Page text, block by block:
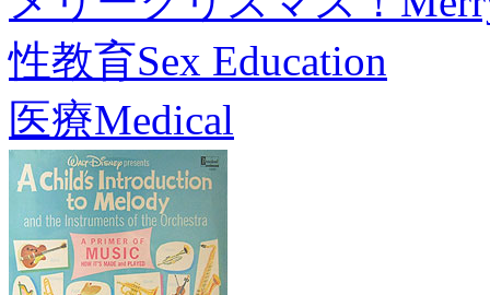
性教育Sex Education
医療Medical